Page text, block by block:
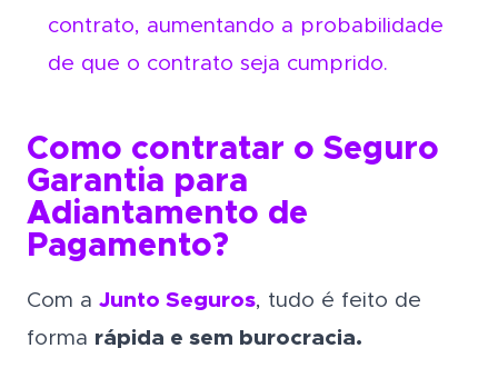
contrato, aumentando a probabilidade
de que o contrato seja cumprido.
Como contratar o Seguro
Garantia para
Adiantamento de
Pagamento?
Com a Junto Seguros, tudo é feito de
forma rápida e sem burocracia.